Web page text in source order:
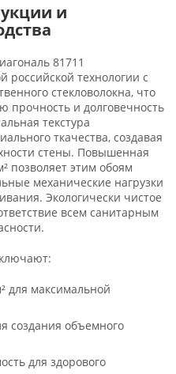
и
81711
российской технологии с
стекловолокна, что
прочность и долговечность
текстура
ткачества, создавая
стены. Повышенная
позволяет этим обоям
механические нагрузки
Экологически чистое
всем санитарным
для максимальной
создания объемного
для здорового